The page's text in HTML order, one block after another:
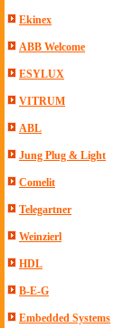
Ekinex
ABB Welcome
ESYLUX
VITRUM
ABL
Jung Plug & Light
Comelit
Telegartner
Weinzierl
HDL
B-E-G
Embedded Systems